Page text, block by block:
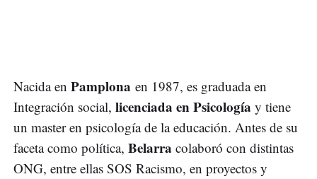
Nacida en Pamplona en 1987, es graduada en
Integración social, licenciada en Psicología y tiene
un master en psicología de la educación. Antes de su
faceta como política, Belarra colaboró con distintas
ONG, entre ellas SOS Racismo, en proyectos y